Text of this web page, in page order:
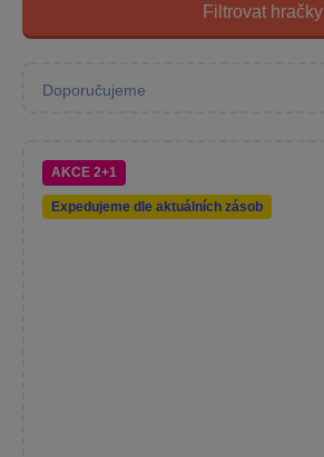
Filtrovat hračky
AKCE 2+1
Expedujeme dle aktuálních zásob